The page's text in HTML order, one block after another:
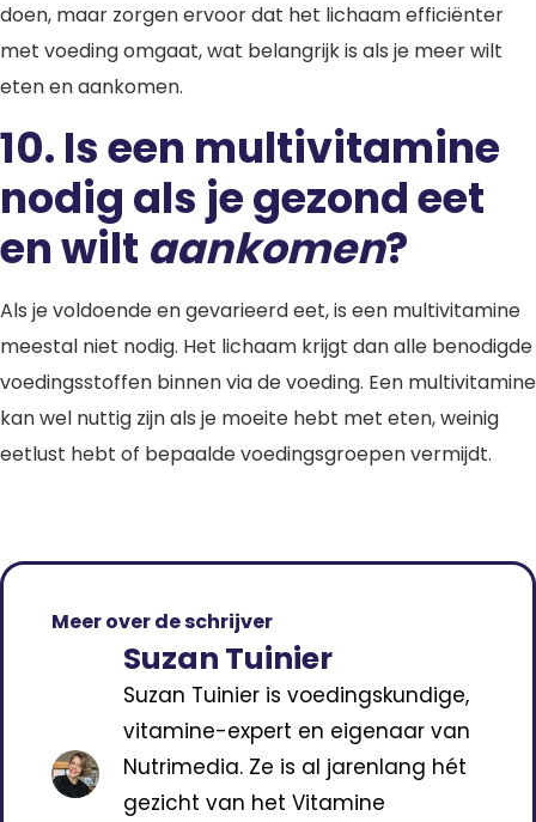
doen, maar zorgen ervoor dat het lichaam efficiënter
met voeding omgaat, wat belangrijk is als je meer wilt
eten en aankomen.
10. Is een multivitamine
nodig als je gezond eet
en wilt aankomen?
Als je voldoende en gevarieerd eet, is een multivitamine
meestal niet nodig. Het lichaam krijgt dan alle benodigde
voedingsstoffen binnen via de voeding. Een multivitamine
kan wel nuttig zijn als je moeite hebt met eten, weinig
eetlust hebt of bepaalde voedingsgroepen vermijdt.
Meer over de schrijver
Suzan Tuinier
Suzan Tuinier is voedingskundige,
vitamine-expert en eigenaar van
Nutrimedia. Ze is al jarenlang hét
gezicht van het Vitamine